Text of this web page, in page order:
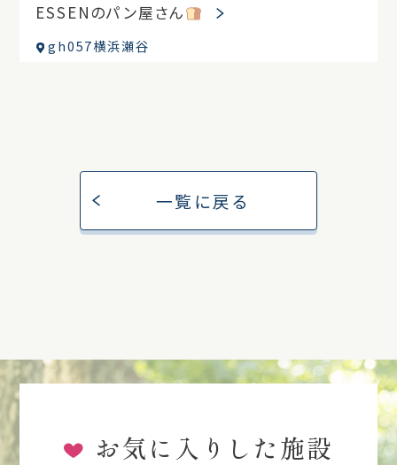
ESSENのパン屋さん
gh057横浜瀬谷
一覧に戻る
お気に入りした施設